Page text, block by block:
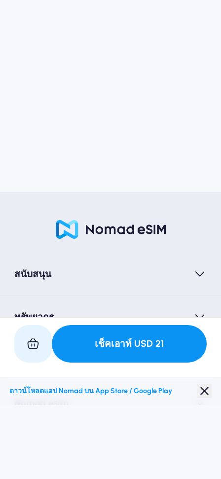
เช็คเอาท์ USD21
สนับสนุน
ทรัพยากร
เป็นหุ้นส่วนกับเรา
ดาวน์โหลดแอป Nomad บน App Store / Google Play